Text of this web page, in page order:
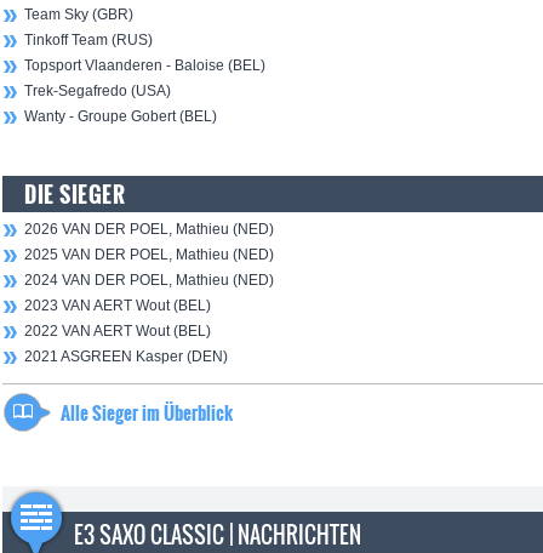
Team Sky (GBR)
Tinkoff Team (RUS)
Topsport Vlaanderen - Baloise (BEL)
Trek-Segafredo (USA)
Wanty - Groupe Gobert (BEL)
DIE SIEGER
2026 VAN DER POEL, Mathieu (NED)
2025 VAN DER POEL, Mathieu (NED)
2024 VAN DER POEL, Mathieu (NED)
2023 VAN AERT Wout (BEL)
2022 VAN AERT Wout (BEL)
2021 ASGREEN Kasper (DEN)
Alle Sieger im Überblick
E3 SAXO CLASSIC | NACHRICHTEN